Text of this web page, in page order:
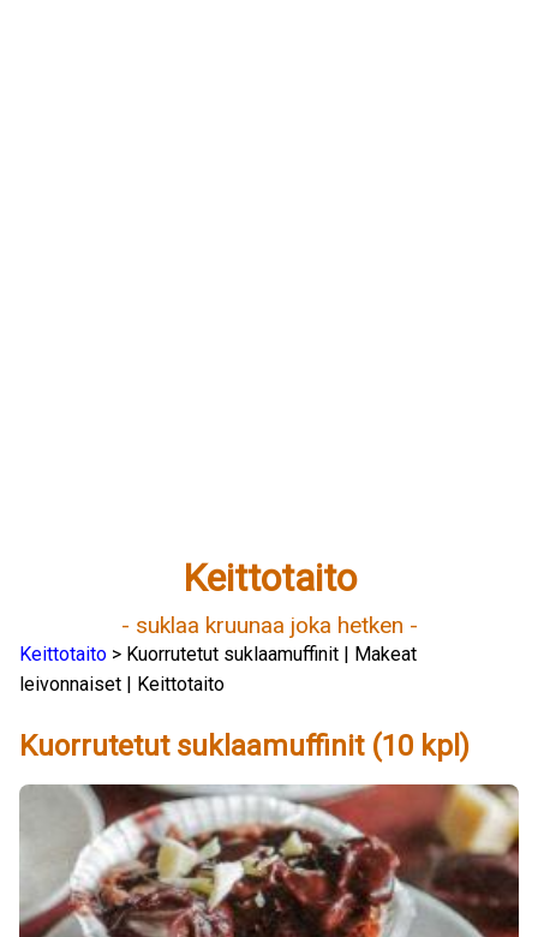
Keittotaito
- suklaa kruunaa joka hetken -
Keittotaito > Kuorrutetut suklaamuffinit | Makeat
leivonnaiset | Keittotaito
Kuorrutetut suklaamuffinit (10 kpl)